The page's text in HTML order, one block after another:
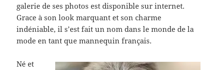
galerie de ses photos est disponible sur internet.
Grace à son look marquant et son charme
indéniable, il s’est fait un nom dans le monde de la
mode en tant que mannequin français.
Né et